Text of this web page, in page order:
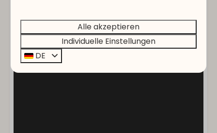
Ruhige Lage
Abendsonne
Vertiefung: 1
Unterhaltung
Alle akzeptieren
Individuelle Einstellungen
DE